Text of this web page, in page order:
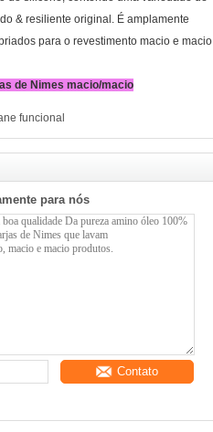
& resiliente original. É amplamente
para o revestimento macio e macio
de Nimes macio/macio
funcional
para nós
Contato